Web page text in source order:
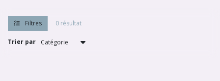
Filtres 0 résultat
Trier par